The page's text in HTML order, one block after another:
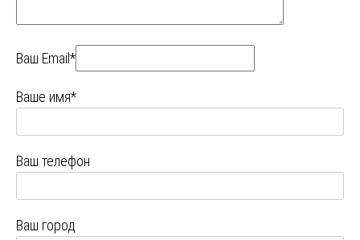
Ваш Email*
Ваше имя*
Ваш телефон
Ваш город